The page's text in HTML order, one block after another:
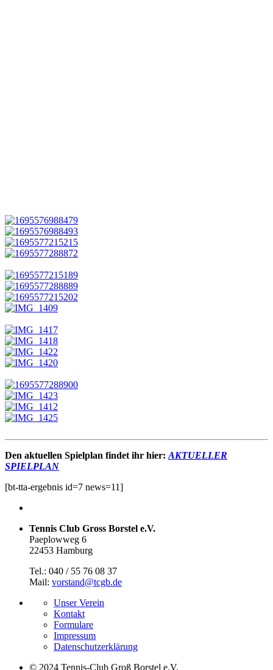
Den aktuellen Spielplan findet ihr hier: AKTUELLER
SPIELPLAN
[bt-tta-ergebnis id=7 news=11]
Tennis Club Gross Borstel e.V.
Paeplowweg 6
22453 Hamburg
Tel.: 040 / 55 76 08 37
Mail: vorstand@tcgb.de
Unser Verein
Kontakt
Formulare
Impressum
Datenschutz­erklärung
© 2024 Tennis-Club Groß Borstel e.V.